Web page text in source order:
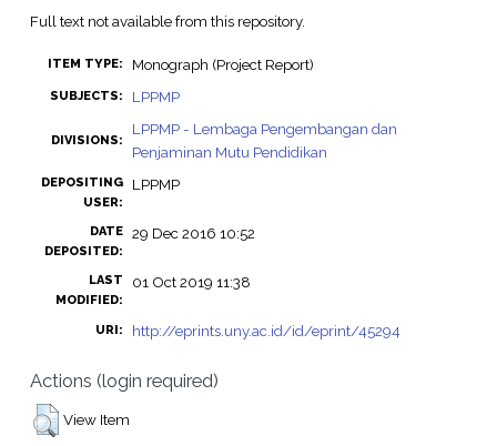
Full text not available from this repository.
ITEM TYPE: Monograph (Project Report)
SUBJECTS: LPPMP
DIVISIONS:
LPPMP - Lembaga Pengembangan dan
Penjaminan Mutu Pendidikan
DEPOSITING
USER:
LPPMP
DATE
DEPOSITED:
29 Dec 2016 10:52
LAST
MODIFIED:
01 Oct 2019 11:38
URI: http://eprints.uny.ac.id/id/eprint/45294
Actions (login required)
View Item